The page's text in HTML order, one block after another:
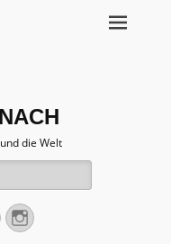
die Welt
Instagram